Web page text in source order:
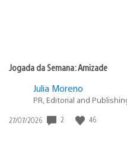
Jogada da Semana: Amizade
Julia Moreno
PR, Editorial and
Data
27/07/2026 2 46